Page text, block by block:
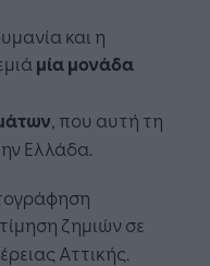
και η
μία μονάδα
, που αυτή τη
Ελλάδα.
ζημιών σε
Αττικής.